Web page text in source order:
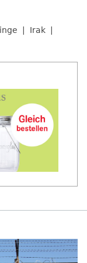
Irak